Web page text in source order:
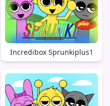
Incredibox Sprunkiplus1